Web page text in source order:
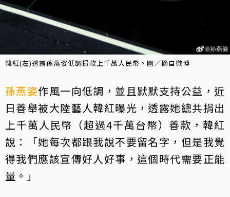
韓紅(左)透露孫燕姿低調捐款上千萬人民幣。圖／摘自微博
孫燕姿作風一向低調，並且默默支持公益，近
日善舉被大陸藝人韓紅曝光，透露她總共捐出
上千萬人民幣（超過4千萬台幣）善款，韓紅
說：「她每次都跟我說不要留名字，但是我覺
得我們應該宣傳好人好事，這個時代需要正能
量。」